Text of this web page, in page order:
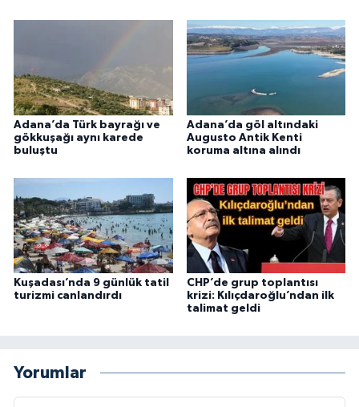
Adana’da Türk bayrağı ve
gökkuşağı aynı karede
buluştu
Adana’da göl altındaki
Augusto Antik Kenti
koruma altına alındı
Kuşadası’nda 9 günlük tatil
turizmi canlandırdı
CHP’de grup toplantısı
krizi: Kılıçdaroğlu’ndan ilk
talimat geldi
Yorumlar